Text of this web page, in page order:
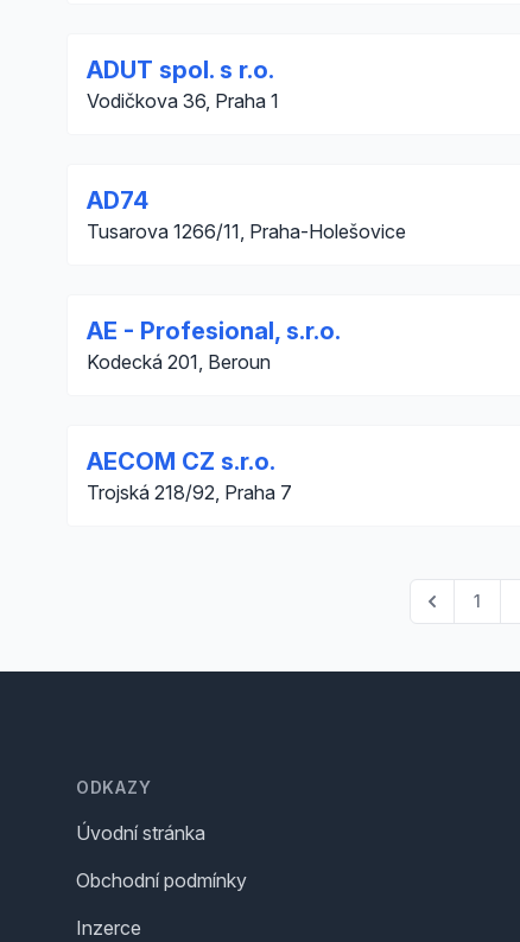
ADUT spol. s r.o.
Vodičkova 36, Praha 1
AD74
Tusarova 1266/11, Praha-Holešovice
AE - Profesional, s.r.o.
Kodecká 201, Beroun
AECOM CZ s.r.o.
Trojská 218/92, Praha 7
1
ODKAZY
Úvodní stránka
Obchodní podmínky
Inzerce